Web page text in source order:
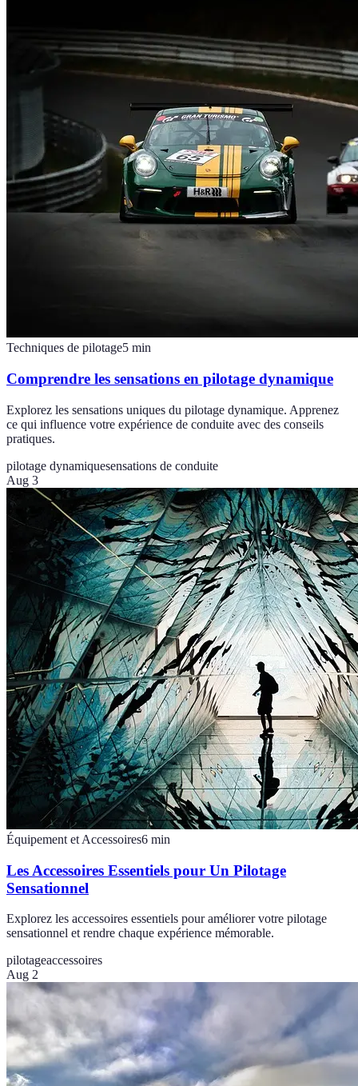
Techniques de pilotage5 min
Comprendre les sensations en pilotage dynamique
Explorez les sensations uniques du pilotage dynamique. Apprenez
ce qui influence votre expérience de conduite avec des conseils
pratiques.
pilotage dynamiquesensations de conduite
Aug 3
Équipement et Accessoires6 min
Les Accessoires Essentiels pour Un Pilotage
Sensationnel
Explorez les accessoires essentiels pour améliorer votre pilotage
sensationnel et rendre chaque expérience mémorable.
pilotageaccessoires
Aug 2